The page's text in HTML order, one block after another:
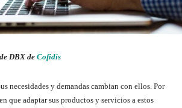
DBX de Cofidis
necesidades y demandas cambian con ellos. Por
que adaptar sus productos y servicios a estos